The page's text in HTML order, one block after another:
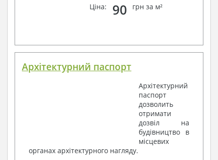
Ціна: 90 грн за м²
Архітектурний паспорт
Архітектурний
паспорт
дозволить
отримати
дозвіл на
будівництво в
місцевих
органах архітектурного нагляду.